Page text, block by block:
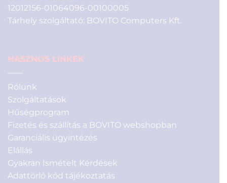
12012156-01064096-00100005
Tárhely szolgáltató: BOVITO Computers Kft.
HASZNOS LINKEK
Rólunk
Szolgáltatások
Hűségprogram
Fizetés és szállítás a BOVITO webshopban
Garanciális ügyintézés
Elállás
Gyakran Ismételt Kérdések
Adattörlő kód tájékoztatás